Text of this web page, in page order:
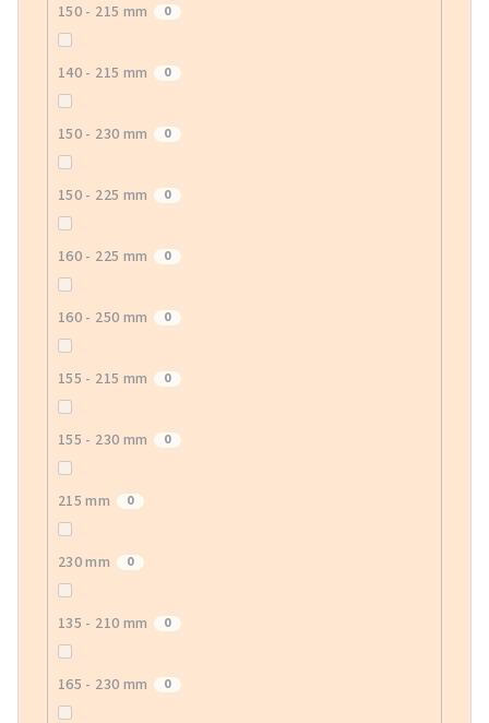
150 - 215 mm 0
140 - 215 mm 0
150 - 230 mm 0
150 - 225 mm 0
160 - 225 mm 0
160 - 250 mm 0
155 - 215 mm 0
155 - 230 mm 0
215 mm 0
230 mm 0
135 - 210 mm 0
165 - 230 mm 0